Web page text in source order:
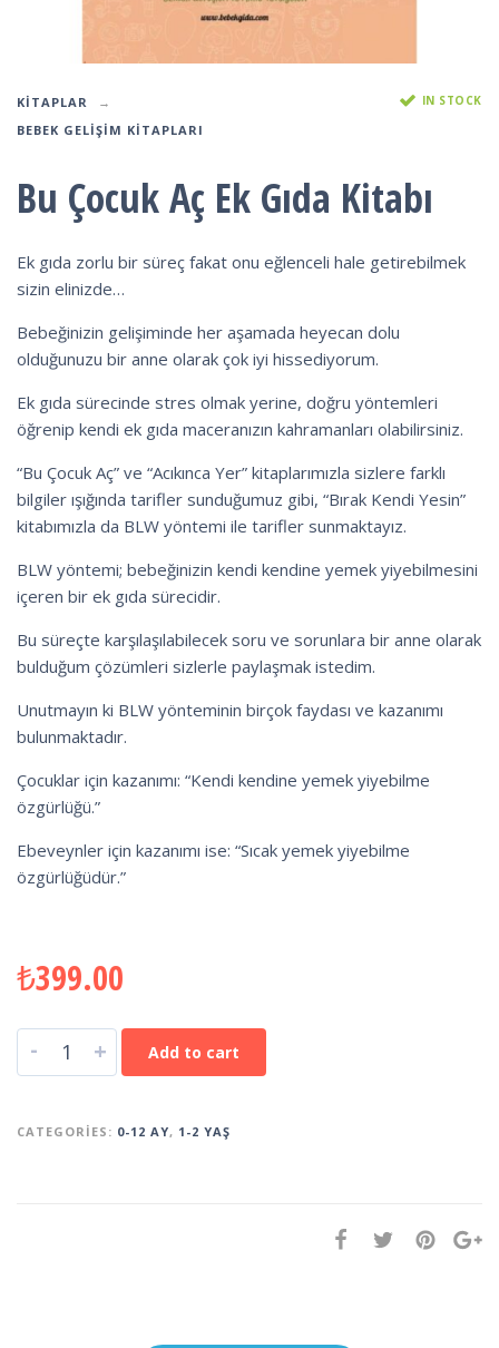
KITAPLAR
BEBEK GELIŞIM KITAPLARI
IN STOCK
Bu Çocuk Aç Ek Gıda Kitabı
Ek gıda zorlu bir süreç fakat onu eğlenceli hale getirebilmek
sizin elinizde…
Bebeğinizin gelişiminde her aşamada heyecan dolu
olduğunuzu bir anne olarak çok iyi hissediyorum.
Ek gıda sürecinde stres olmak yerine, doğru yöntemleri
öğrenip kendi ek gıda maceranızın kahramanları olabilirsiniz.
“Bu Çocuk Aç” ve “Acıkınca Yer” kitaplarımızla sizlere farklı
bilgiler ışığında tarifler sunduğumuz gibi, “Bırak Kendi Yesin”
kitabımızla da BLW yöntemi ile tarifler sunmaktayız.
BLW yöntemi; bebeğinizin kendi kendine yemek yiyebilmesini
içeren bir ek gıda sürecidir.
Bu süreçte karşılaşılabilecek soru ve sorunlara bir anne olarak
bulduğum çözümleri sizlerle paylaşmak istedim.
Unutmayın ki BLW yönteminin birçok faydası ve kazanımı
bulunmaktadır.
Çocuklar için kazanımı: “Kendi kendine yemek yiyebilme
özgürlüğü.”
Ebeveynler için kazanımı ise: “Sıcak yemek yiyebilme
özgürlüğüdür.”
₺399.00
- + Add to cart
CATEGORIES: 0-12 AY, 1-2 YAŞ